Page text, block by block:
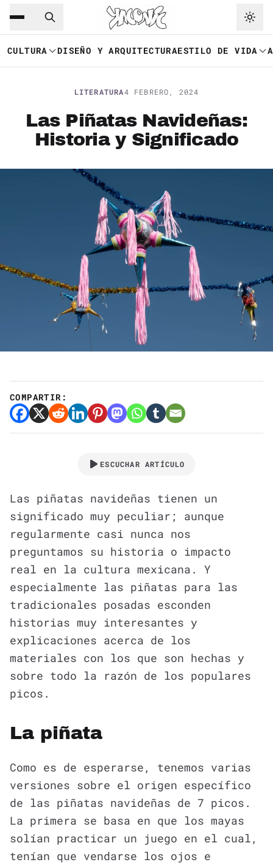
Saltar al contenido principal
CULTURA DISEÑO Y ARQUITECTURAESTILO DE VIDA
LITERATURA4 FEBRERO, 2024
Las Piñatas Navideñas:
Historia y Significado
COMPARTIR:
ESCUCHAR ARTÍCULO
Las piñatas navideñas tienen un
significado muy peculiar; aunque
regularmente casi nunca nos
preguntamos su historia o impacto
real en la cultura mexicana. Y
especialmente las piñatas para las
tradicionales posadas esconden
historias muy interesantes y
explicaciones acerca de los
materiales con los que son hechas y
sobre todo la razón de los populares
picos.
La piñata
Como es de esperarse, tenemos varias
versiones sobre el origen específico
de las piñatas navideñas de 7 picos.
La primera se basa en que los mayas
solían practicar un juego en el cual,
tenían que vendarse los ojos e